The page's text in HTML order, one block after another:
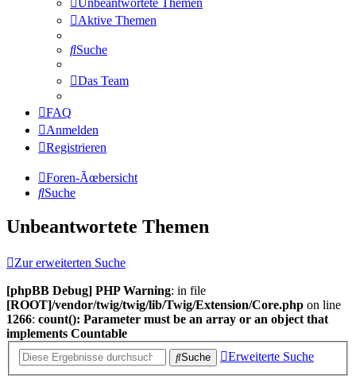
Unbeantwortete Themen
Aktive Themen
Suche
Das Team
FAQ
Anmelden
Registrieren
Foren-Ãœbersicht
Suche
Unbeantwortete Themen
Zur erweiterten Suche
[phpBB Debug] PHP Warning: in file
[ROOT]/vendor/twig/twig/lib/Twig/Extension/Core.php on line
1266: count(): Parameter must be an array or an object that
implements Countable
Suche Erweiterte Suche